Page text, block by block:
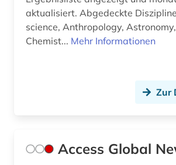
e-book (2)
e-commerce (1)
elektronik (1)
aktualisiert. Abgedeckte Disziplinen: Animal
science, Anthropology,
Chemist... Mehr Informationen
Zur
Access Global